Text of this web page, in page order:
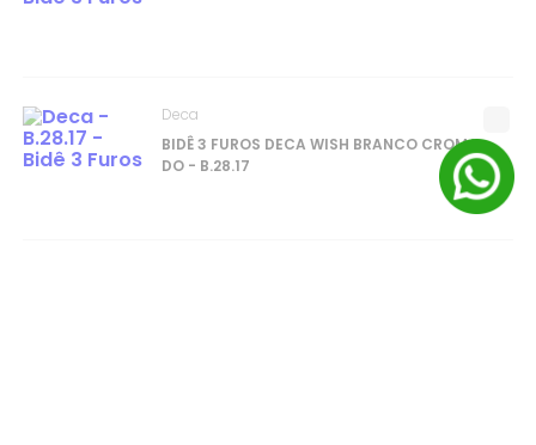
BIDÊ 3 FUROS DECA WISH BRANCO CROMA
DO - B.28.17
Deca